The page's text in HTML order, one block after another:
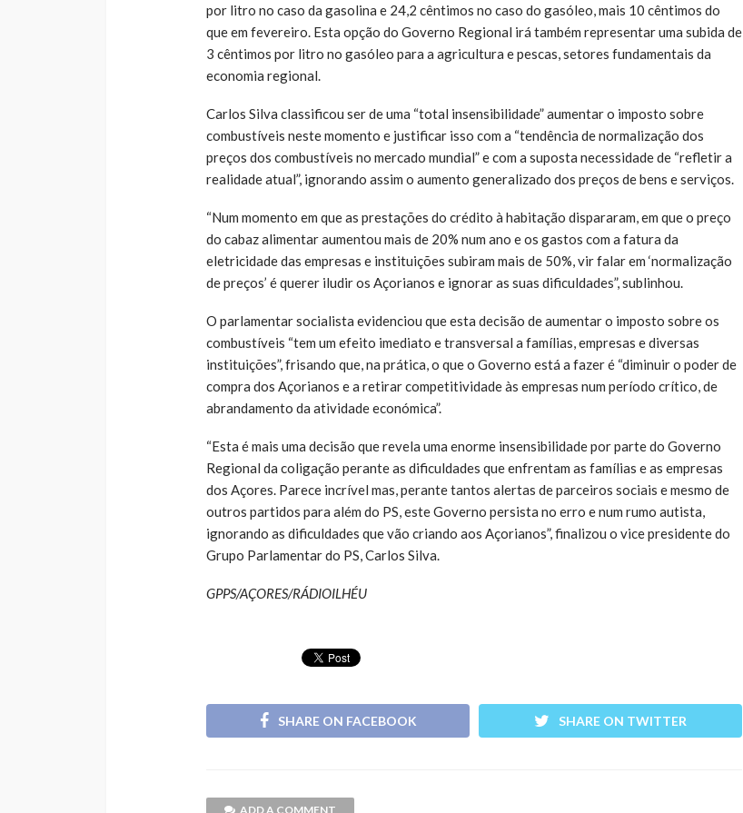
por litro no caso da gasolina e 24,2 cêntimos no caso do gasóleo, mais 10 cêntimos do
que em fevereiro. Esta opção do Governo Regional irá também representar uma subida de
3 cêntimos por litro no gasóleo para a agricultura e pescas, setores fundamentais da
economia regional.
Carlos Silva classificou ser de uma “total insensibilidade” aumentar o imposto sobre
combustíveis neste momento e justificar isso com a “tendência de normalização dos
preços dos combustíveis no mercado mundial” e com a suposta necessidade de “refletir a
realidade atual”, ignorando assim o aumento generalizado dos preços de bens e serviços.
“Num momento em que as prestações do crédito à habitação dispararam, em que o preço
do cabaz alimentar aumentou mais de 20% num ano e os gastos com a fatura da
eletricidade das empresas e instituições subiram mais de 50%, vir falar em ‘normalização
de preços’ é querer iludir os Açorianos e ignorar as suas dificuldades”, sublinhou.
O parlamentar socialista evidenciou que esta decisão de aumentar o imposto sobre os
combustíveis “tem um efeito imediato e transversal a famílias, empresas e diversas
instituições”, frisando que, na prática, o que o Governo está a fazer é “diminuir o poder de
compra dos Açorianos e a retirar competitividade às empresas num período crítico, de
abrandamento da atividade económica”.
“Esta é mais uma decisão que revela uma enorme insensibilidade por parte do Governo
Regional da coligação perante as dificuldades que enfrentam as famílias e as empresas
dos Açores. Parece incrível mas, perante tantos alertas de parceiros sociais e mesmo de
outros partidos para além do PS, este Governo persista no erro e num rumo autista,
ignorando as dificuldades que vão criando aos Açorianos”, finalizou o vice presidente do
Grupo Parlamentar do PS, Carlos Silva.
GPPS/AÇORES/RÁDIOILHÉU
SHARE ON FACEBOOK SHARE ON TWITTER
ADD A COMMENT